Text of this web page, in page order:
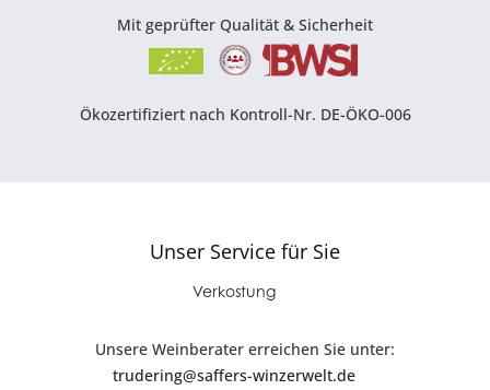
Mit geprüfter Qualität & Sicherheit
Ökozertifiziert nach Kontroll-Nr. DE-ÖKO-006
Unser Service für Sie
Verkostung
Unsere Weinberater erreichen Sie unter:
trudering@saffers-winzerwelt.de